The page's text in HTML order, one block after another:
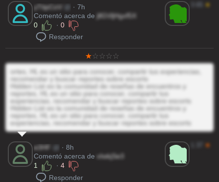
yTtipCoV
· 7h
Comentó acerca de jllGVljHgxf5X
0
·0
Responder
★
ortes, HL es un sitio para conocer, compartir tus experiencias,
recomendar y buscar reportes sobre escorts
Hidden List es la comunidad de reseñas de encuentros y
reportes, HL es un sitio para conocer, compartir tus
experiencias, recomendar y buscar reportes sobre escorts
Hidden List es la comunidad de reseñas de encuentros y
reportes, HL es un sitio para conocer, compartir tus
experiencias, recomendar y buscar reportes sobre escorts
e3HF
· 8h
Comentó acerca de vIwkjSe3
1
·4
Responder
★